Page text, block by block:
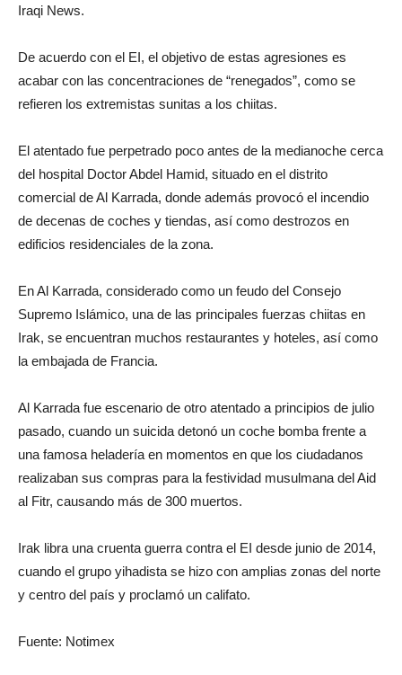
Iraqi News.
De acuerdo con el EI, el objetivo de estas agresiones es
acabar con las concentraciones de “renegados”, como se
refieren los extremistas sunitas a los chiitas.
El atentado fue perpetrado poco antes de la medianoche cerca
del hospital Doctor Abdel Hamid, situado en el distrito
comercial de Al Karrada, donde además provocó el incendio
de decenas de coches y tiendas, así como destrozos en
edificios residenciales de la zona.
En Al Karrada, considerado como un feudo del Consejo
Supremo Islámico, una de las principales fuerzas chiitas en
Irak, se encuentran muchos restaurantes y hoteles, así como
la embajada de Francia.
Al Karrada fue escenario de otro atentado a principios de julio
pasado, cuando un suicida detonó un coche bomba frente a
una famosa heladería en momentos en que los ciudadanos
realizaban sus compras para la festividad musulmana del Aid
al Fitr, causando más de 300 muertos.
Irak libra una cruenta guerra contra el EI desde junio de 2014,
cuando el grupo yihadista se hizo con amplias zonas del norte
y centro del país y proclamó un califato.
Fuente: Notimex